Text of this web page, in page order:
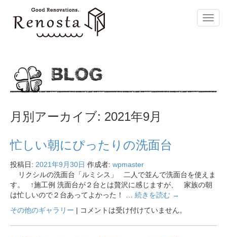
BLOG
月別アーカイブ: 2021年9月
忙しい朝にぴったりの洗面台
投稿日: 2021年9月30日 作成者: wpmaster
リクシルの洗面台「ルミシス」 二人で並んで洗面台を使えま
す。 ↑施工例 洗面台が２台とは贅沢に感じますが、 家族の朝
は忙しいので２台あってよかった！ … 続きを読む →
その他のギャラリー | コメントは受け付けていません。